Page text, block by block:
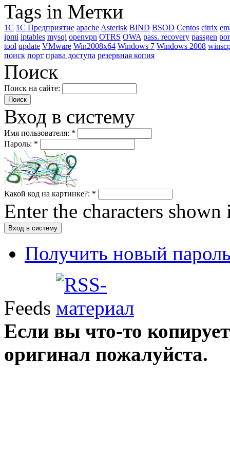
Tags in Метки
1C 1С Предприятие apacheAsterisk BIND BSOD Centos citrix
ipmi iptables mysql openvpn OTRS OWA pass. recovery passgen
tool update VMware Win2008x64 Windows 7 Windows 2008
поиск порт права доступа резервная копия
Поиск
Поиск на сайте:
Вход в систему
Имя пользователя: *
Пароль: *
Какой код на картинке?: *
Enter the characters shown
Получить новый
Feeds
Если вы что-то
оригинал пожалуйста.